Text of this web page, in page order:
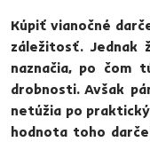
Kúpiť vianočné
záležitosť. Jednak
naznačia, po čom
drobnosti. Avšak
netúžia po
hodnota toho